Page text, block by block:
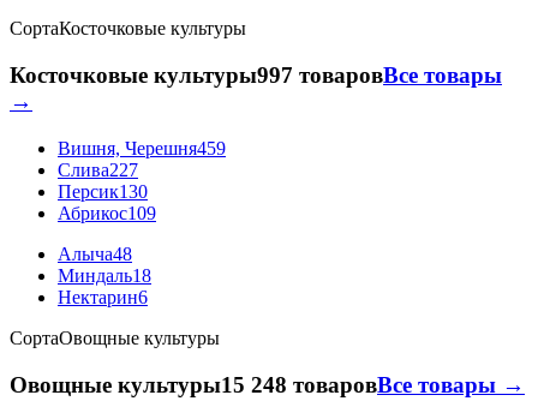
СортаКосточковые культуры
Косточковые культуры997 товаровВсе товары
→
Вишня, Черешня459
Слива227
Персик130
Абрикос109
Алыча48
Миндаль18
Нектарин6
СортаОвощные культуры
Овощные культуры15 248 товаровВсе товары →